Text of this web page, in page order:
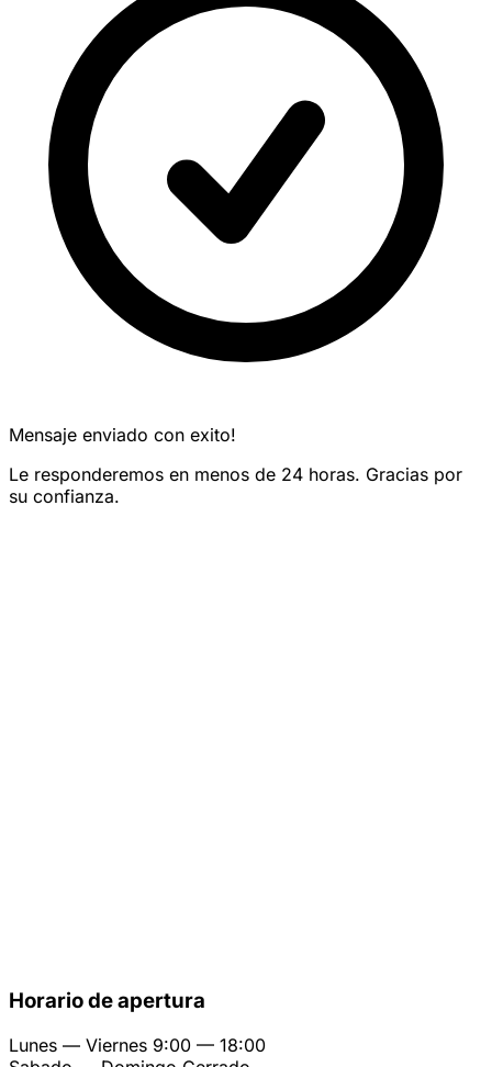
Mensaje enviado con exito!
Le responderemos en menos de 24 horas. Gracias por
su confianza.
Horario de apertura
Lunes — Viernes 9:00 — 18:00